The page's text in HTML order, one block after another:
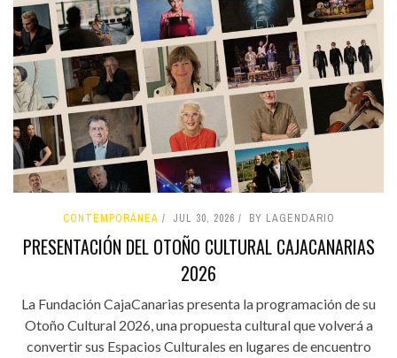
CONTEMPORÁNEA JUL 30, 2026 BY LAGENDARIO
PRESENTACIÓN DEL OTOÑO CULTURAL CAJACANARIAS
2026
La Fundación CajaCanarias presenta la programación de su
Otoño Cultural 2026, una propuesta cultural que volverá a
convertir sus Espacios Culturales en lugares de encuentro